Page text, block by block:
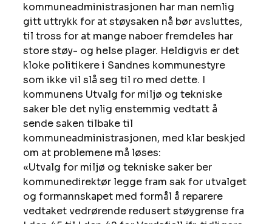
kommuneadministrasjonen har man nemlig
gitt uttrykk for at støysaken nå bør avsluttes,
til tross for at mange naboer fremdeles har
store støy- og helse plager. Heldigvis er det
kloke politikere i Sandnes kommunestyre
som ikke vil slå seg til ro med dette. I
kommunens Utvalg for miljø og tekniske
saker ble det nylig enstemmig vedtatt å
sende saken tilbake til
kommuneadministrasjonen, med klar beskjed
om at problemene må løses:
«Utvalg for miljø og tekniske saker ber
kommunedirektør legge fram sak for utvalget
og formannskapet med formål å reparere
vedtaket vedrørende redusert støygrense fra